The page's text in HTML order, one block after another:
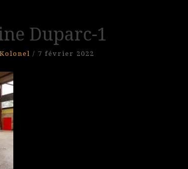
Duparc-1
/ 7 février 2022